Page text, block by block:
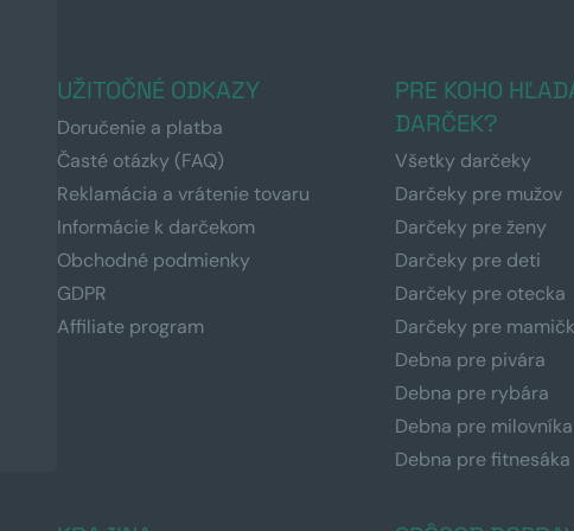
UŽITOČNÉ ODKAZY
Doručenie a platba
Časté otázky (FAQ)
Reklamácia a vrátenie tovaru
Informácie k darčekom
Obchodné podmienky
GDPR
Affiliate program
PRE KOHO
DARČEK?
Všetky darčeky
Darčeky pre mužov
Darčeky pre ženy
Darčeky pre deti
Darčeky pre otecka
Darčeky pre
Debna pre pivára
Debna pre rybára
Debna pre
Debna pre fitnesáka